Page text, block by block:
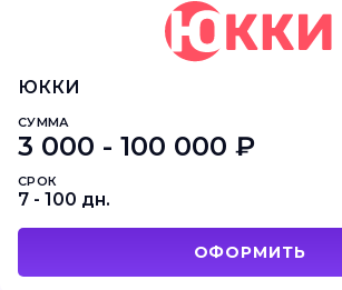
ЮККИ
СУММА
3 000 - 100 000 ₽
СРОК
7 - 100 дн.
ОФОРМИТЬ